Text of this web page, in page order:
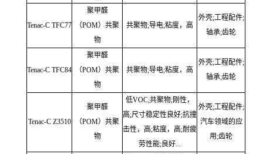
Tenac-C TFC77
聚甲醛
（POM）共聚
物
共聚物;导电;粘度，高
外壳;工程配件;
轴承;齿轮
Tenac-C TFC84
聚甲醛
（POM）共聚
物
共聚物;导电;粘度，高
外壳;工程配件;
轴承;齿轮
Tenac-C Z3510
聚甲醛
（POM）共聚
物
低VOC;共聚物;刚性，
高;尺寸稳定性良好;抗撞
击性，高;粘度，高;耐疲
劳性能;良好...
外壳;工程配件;
汽车领域的应
用;齿轮